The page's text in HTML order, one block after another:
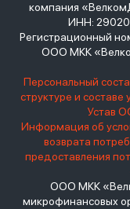
компания
ИНН:
Регистрационный
ООО МКК
Персональный
структуре и
Устав
Информация об
возврата
предоставления
ООО МКК
микрофинансовых